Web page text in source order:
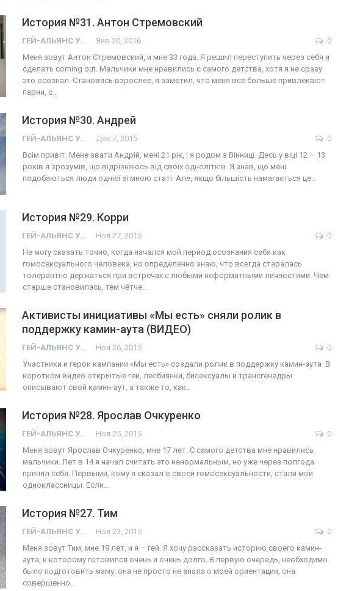
История №31. Антон Стремовский
ГЕЙ-АЛЬЯНС УКРАИНА Янв 20, 2016
0
Меня зовут Антон Стремовский, и мне 33 года. Я решил переступить через себя и
сделать coming out. Мальчики мне нравились с самого детства, хотя я не сразу
это осознал. Становясь взрослее, я заметил, что меня все больше привлекают
парни, с…
История №30. Андрей
ГЕЙ-АЛЬЯНС УКРАИНА Дек 7, 2015
0
Всім привіт. Мене звати Андрій, мені 21 рік, і я родом з Вінниці. Десь у віці 12 – 13
років я зрозумів, що відрізняюсь від своїх однолітків. Я знав, що мені
подобаються люди однієї зі мною статі. Але, якщо більшість намагається це…
История №29. Корри
ГЕЙ-АЛЬЯНС УКРАИНА Ноя 27, 2015
0
Не могу сказать точно, когда начался мой период осознания себя как
гомосексуального человека, но определенно знаю, что всегда старалась
толерантно держаться при встречах с любыми неформатными личностями. Чем
старше становилась, тем чётче…
Активисты инициативы «Мы есть» сняли ролик в
поддержку камин-аута (ВИДЕО)
ГЕЙ-АЛЬЯНС УКРАИНА Ноя 26, 2015
0
Участники и герои кампании «Мы есть» создали ролик в поддержку камин-аута. В
коротком видео открытые геи, лесбиянки, бисексуалы и трансгенедры
описывают свой камин-аут, а также то, как…
История №28. Ярослав Очкуренко
ГЕЙ-АЛЬЯНС УКРАИНА Ноя 25, 2015
0
Меня зовут Ярослав Очкуренко, мне 17 лет. С самого детства мне нравились
мальчики. Лет в 14 я начал считать это ненормальным, но уже через полгода
принял себя. Первыми, кому я сказал о своей гомосексуальности, стали мои
одноклассницы. Если…
История №27. Тим
ГЕЙ-АЛЬЯНС УКРАИНА Ноя 23, 2015
0
Меня зовут Тим, мне 19 лет, и я – гей. Я хочу рассказать историю своего камин-
аута, к которому готовился очень и очень долго. В первую очередь, необходимо
было подготовить маму: она не просто не знала о моей ориентации, она
совершенно…